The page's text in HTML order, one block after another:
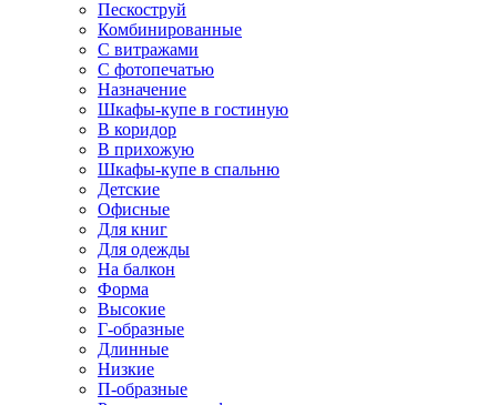
Пескоструй
Комбинированные
С витражами
С фотопечатью
Назначение
Шкафы-купе в гостиную
В коридор
В прихожую
Шкафы-купе в спальню
Детские
Офисные
Для книг
Для одежды
На балкон
Форма
Высокие
Г-образные
Длинные
Низкие
П-образные